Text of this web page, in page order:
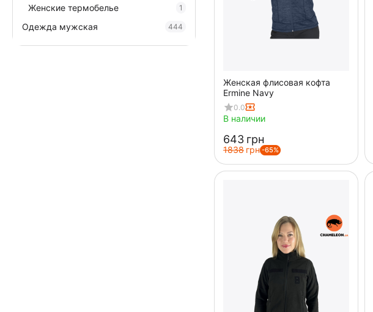
Женская флисовая кофта
Ermine Navy
0.0
В наличии
‍643‍ грн
‍1838‍ грн -65%
Женские термобелье 1
Одежда мужская 444